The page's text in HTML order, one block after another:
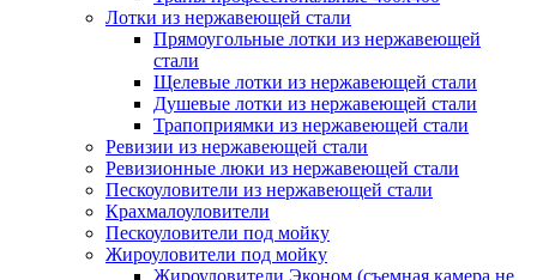
Лотки из нержавеющей стали
Прямоугольные лотки из нержавеющей
стали
Щелевые лотки из нержавеющей стали
Душевые лотки из нержавеющей стали
Трапоприямки из нержавеющей стали
Ревизии из нержавеющей стали
Ревизионные люки из нержавеющей стали
Пескоуловители из нержавеющей стали
Крахмалоуловители
Пескоуловители под мойку
Жироуловители под мойку
Жироуловители Эконом (съемная камера не